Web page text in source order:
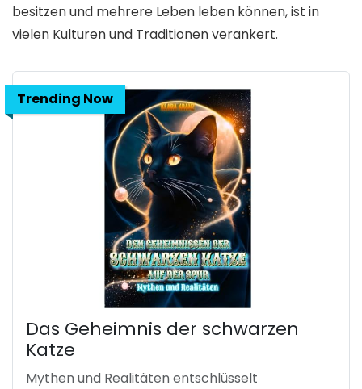
besitzen und mehrere Leben leben können, ist in
vielen Kulturen und Traditionen verankert.
Trending Now
Das Geheimnis der schwarzen
Katze
Mythen und Realitäten entschlüsselt